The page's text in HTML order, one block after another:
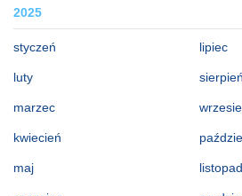
2025
styczeń
luty
marzec
kwiecień
maj
lipiec
sierpień
listopad